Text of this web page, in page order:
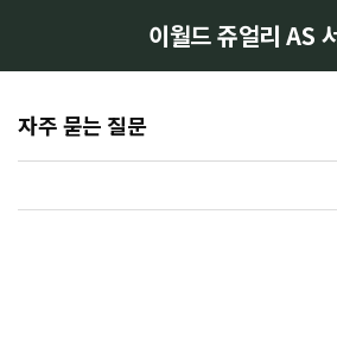
이월드 쥬얼리 AS
자주 묻는 질문